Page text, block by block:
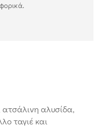
ατσάλινη αλυσίδα,
ταγιέ και